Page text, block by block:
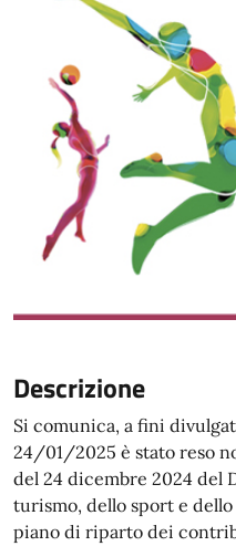
Descrizione
Si comunica, a fini
24/01/2025 è stato reso
del 24 dicembre 2024 del
turismo, dello sport e
piano di riparto dei